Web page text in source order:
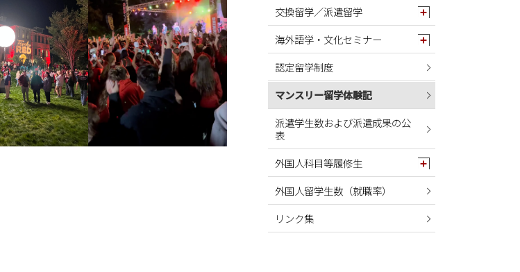
2024年08月
2024年07月
2024年06月
2024年05月
2024年04月
2024年03月
2024年02月
2024年01月
2023年12月
2023年11月
2023年10月
交換留学／派遣留学
海外語学・文化セミナー
認定留学制度
マンスリー留学体験記
派遣学生数および派遣成果の公
表
外国人科目等履修生
外国人留学生数（就職率）
リンク集